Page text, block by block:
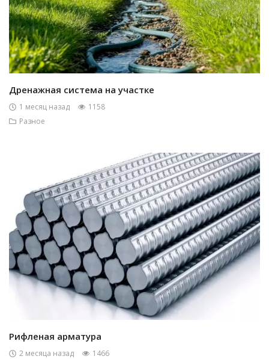
Дренажная система на участке
1 месяц назад
1158
Разное
Рифленая арматура
2 месяца назад
1466